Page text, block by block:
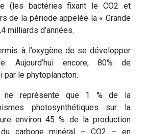
(les bactéries fixant le CO2 et
de la période appelée la « Grande
milliards d’années.
à l’oxygène de se développer
Aujourd’hui encore, 80% de
par le phytoplancton.
ne représente que 1 % de la
photosynthétiques sur la
environ 45 % de la production
carbone minéral – CO2 – en